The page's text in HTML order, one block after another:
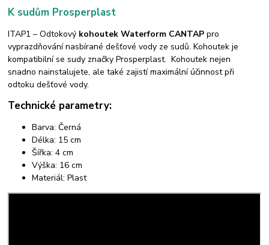
K sudům Prosperplast
ITAP1 – Odtokový kohoutek Waterform CANTAP pro
vyprazdňování nasbírané dešťové vody ze sudů. Kohoutek je
kompatibilní se sudy značky Prosperplast. Kohoutek nejen
snadno nainstalujete, ale také zajistí maximální účinnost při
odtoku dešťové vody.
Technické parametry:
Barva: Černá
Délka: 15 cm
Šířka: 4 cm
Výška: 16 cm
Materiál: Plast